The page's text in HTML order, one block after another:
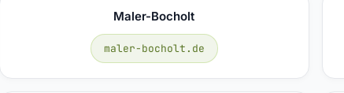
Maler-Bocholt
maler-bocholt.de